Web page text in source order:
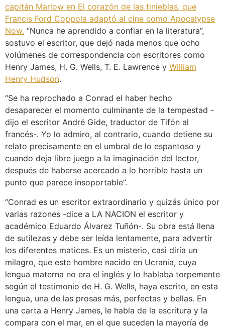
capitán Marlow en El corazón de las tinieblas, que
Francis Ford Coppola adaptó al cine como Apocalypse
Now. “Nunca he aprendido a confiar en la literatura”,
sostuvo el escritor, que dejó nada menos que ocho
volúmenes de correspondencia con escritores como
Henry James, H. G. Wells, T. E. Lawrence y William
Henry Hudson.
“Se ha reprochado a Conrad el haber hecho
desaparecer el momento culminante de la tempestad -
dijo el escritor André Gide, traductor de Tifón al
francés-. Yo lo admiro, al contrario, cuando detiene su
relato precisamente en el umbral de lo espantoso y
cuando deja libre juego a la imaginación del lector,
después de haberse acercado a lo horrible hasta un
punto que parece insoportable”.
“Conrad es un escritor extraordinario y quizás único por
varias razones -dice a LA NACION el escritor y
académico Eduardo Álvarez Tuñón-. Su obra está llena
de sutilezas y debe ser leída lentamente, para advertir
los diferentes matices. Es un misterio, casi diría un
milagro, que este hombre nacido en Ucrania, cuya
lengua materna no era el inglés y lo hablaba torpemente
según el testimonio de H. G. Wells, haya escrito, en esta
lengua, una de las prosas más, perfectas y bellas. En
una carta a Henry James, le habla de la escritura y la
compara con el mar, en el que suceden la mayoría de